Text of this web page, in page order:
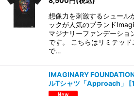
想像力を刺激するシュール
ックが人気のブランド
マジナリーファンデーショ
です。 こちらはリミテッ
で…
IMAGINARY
ルTシャツ「Approach」
[